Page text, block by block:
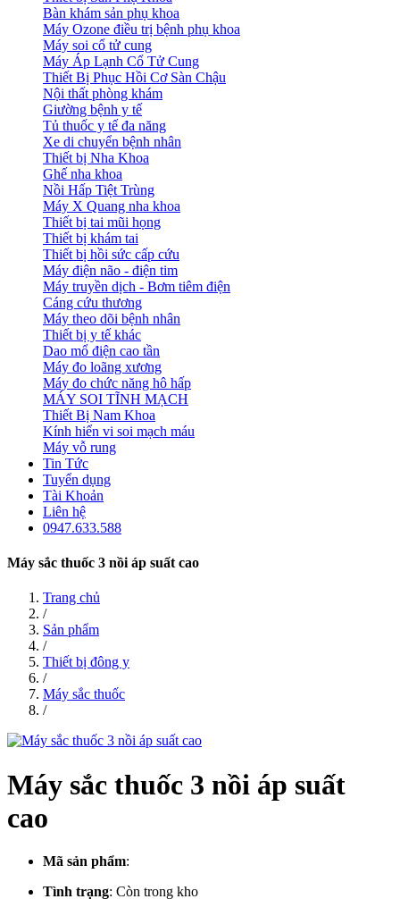
Bàn khám sản phụ khoa
Máy Ozone điều trị bệnh phụ khoa
Máy soi cổ tử cung
Máy Áp Lạnh Cổ Tử Cung
Thiết Bị Phục Hồi Cơ Sàn Chậu
Nội thất phòng khám
Giường bệnh y tế
Tủ thuốc y tế đa năng
Xe di chuyển bệnh nhân
Thiết bị Nha Khoa
Ghế nha khoa
Nồi Hấp Tiệt Trùng
Máy X Quang nha khoa
Thiết bị tai mũi họng
Thiết bị khám tai
Thiết bị hồi sức cấp cứu
Máy điện não - điện tim
Máy truyền dịch - Bơm tiêm điện
Cáng cứu thương
Máy theo dõi bệnh nhân
Thiết bị y tế khác
Dao mổ điện cao tần
Máy đo loãng xương
Máy đo chức năng hô hấp
MÁY SOI TĨNH MẠCH
Thiết Bị Nam Khoa
Kính hiển vi soi mạch máu
Máy vỗ rung
Tin Tức
Tuyển dụng
Tài Khoản
Liên hệ
0947.633.588
Máy sắc thuốc 3 nồi áp suất cao
Trang chủ
/
Sản phẩm
/
Thiết bị đông y
/
Máy sắc thuốc
/
Máy sắc thuốc 3 nồi áp suất
cao
Mã sản phẩm:
Tình trạng: Còn trong kho